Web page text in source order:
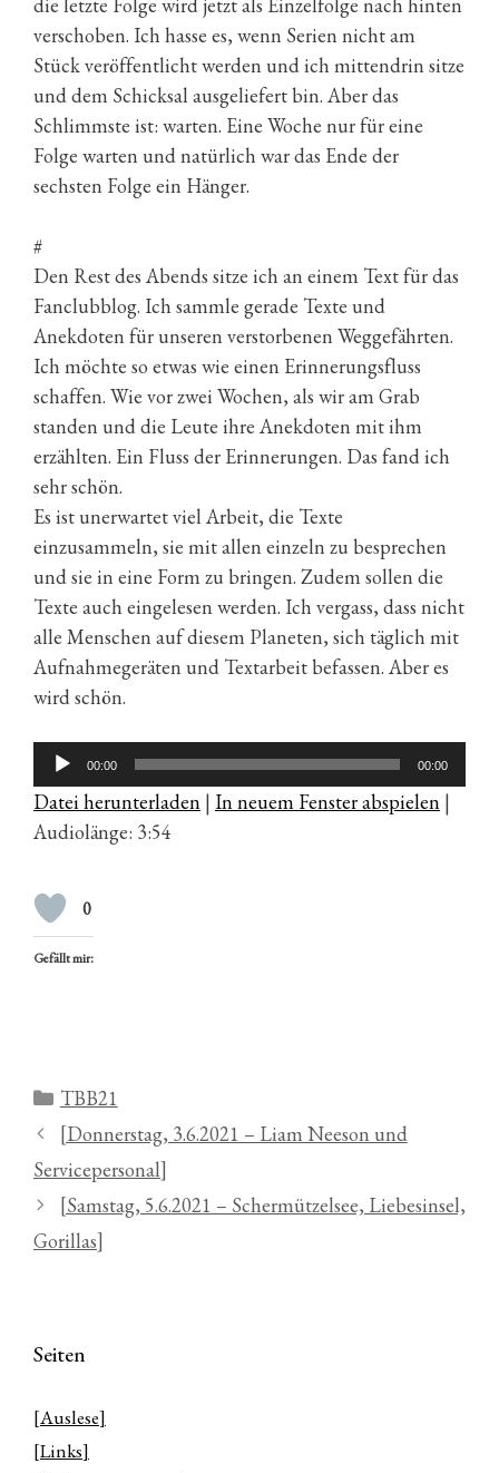
verschoben. Ich hasse es, wenn Serien nicht am
Stück veröffentlicht werden und ich mittendrin sitze
und dem Schicksal ausgeliefert bin. Aber das
Schlimmste ist: warten. Eine Woche nur für eine
Folge warten und natürlich war das Ende der
sechsten Folge ein Hänger.
#
Den Rest des Abends sitze ich an einem Text für das
Fanclubblog. Ich sammle gerade Texte und
Anekdoten für unseren verstorbenen Weggefährten.
Ich möchte so etwas wie einen Erinnerungsfluss
schaffen. Wie vor zwei Wochen, als wir am Grab
standen und die Leute ihre Anekdoten mit ihm
erzählten. Ein Fluss der Erinnerungen. Das fand ich
sehr schön.
Es ist unerwartet viel Arbeit, die Texte
einzusammeln, sie mit allen einzeln zu besprechen
und sie in eine Form zu bringen. Zudem sollen die
Texte auch eingelesen werden. Ich vergass, dass nicht
alle Menschen auf diesem Planeten, sich täglich mit
Aufnahmegeräten und Textarbeit befassen. Aber es
wird schön.
Audio-
Player
00:00 00:00
Datei herunterladen | In neuem Fenster abspielen |
Audiolänge: 3:54
0
Gefällt mir:
Kategorien
TBB21
[Donnerstag, 3.6.2021 – Liam Neeson und
Servicepersonal]
[Samstag, 5.6.2021 – Schermützelsee, Liebesinsel,
Gorillas]
Seiten
[Auslese]
[Links]